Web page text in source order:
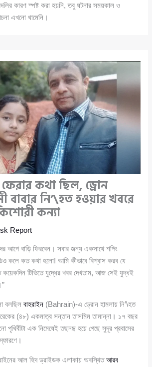
কারণ স্পষ্ট করা হয়নি, তবু ঘটনার সময়কাল ও
এখনো থামেনি।
কথা ছিল, ড্রোন
বাবার নি’\হত হওয়ার খবরে
কন্যা
Report
আগে বাড়ি ফিরবেন। সবার জন্য একসাথে শপিং
কলে কত কথা হলো! আমি কীভাবে বিশ্বাস করব যে
টিভিতে যুদ্ধের খবর দেখতাম, আজ সেই যুদ্ধই
বলছিলবাহরাইন (Bahrain)-এ ড্রোন হামলায় নি’\হত
(৪৮) একমাত্র সন্তান তাসমিম তামান্না। ১৭ বছর
পৃথিবীটা এক নিমেষেই তছনছ হয়ে গেছে সুদূর প্রবাসের
আল হিদ ড্রাইডক এলাকায় অবস্থিতআরব